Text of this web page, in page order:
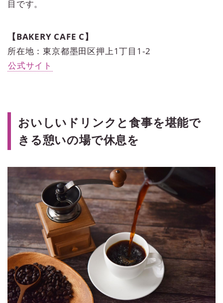
目です。
【BAKERY CAFE C】
所在地：東京都墨田区押上1丁目1-2
公式サイト
おいしいドリンクと食事を堪能で
きる憩いの場で休息を